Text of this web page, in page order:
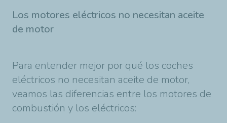
Los motores eléctricos no necesitan aceite
de motor
Para entender mejor por qué los coches
eléctricos no necesitan aceite de motor,
veamos las diferencias entre los motores de
combustión y los eléctricos: